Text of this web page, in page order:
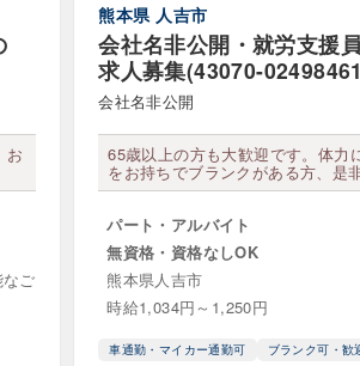
治験関連
年収600万円以上
給料35万円以上
お
ご
熊本県 人吉市
会社名非公開・就労支援
求人募集(43070-
会社名非公開
65歳以上の方も大歓迎です。体力
をお持ちでブランクがある方、是
パート・アルバイト
無資格・資格なしOK
熊本県人吉市
時給1,034円～1,250円
車通勤・マイカー通勤可 ブランク可・歓